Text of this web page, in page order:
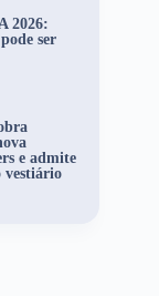
2026:
ser
e admite
vestiário